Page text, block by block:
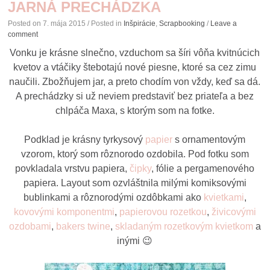
JARNÁ PRECHÁDZKA
Posted on7. mája 2015 / Posted in Inšpirácie,Scrapbooking / Leave a
comment
Vonku je krásne slnečno, vzduchom sa šíri vôňa kvitnúcich
kvetov a vtáčiky štebotajú nové piesne, ktoré sa cez zimu
naučili. Zbožňujem jar, a preto chodím von vždy, keď sa dá.
A prechádzky si už neviem predstaviť bez priateľa a bez
chlpáča Maxa, s ktorým som na fotke.
Podklad je krásny tyrkysový papier s ornamentovým
vzorom, ktorý som rôznorodo ozdobila. Pod fotku som
povkladala vrstvu papiera, čipky, fólie a pergamenového
papiera. Layout som ozvláštnila milými komiksovými
bublinkami a rôznorodými ozdôbkami ako kvietkami,
kovovými komponentmi, papierovou rozetkou, živicovými
ozdobami, bakers twine, skladaným rozetkovým kvietkom a
inými 😉